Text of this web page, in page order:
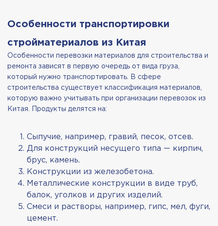
Особенности транспортировки
стройматериалов из Китая
Особенности перевозки материалов для строительства и
ремонта зависят в первую очередь от вида груза,
который нужно транспортировать. В сфере
строительства существует классификация материалов,
которую важно учитывать при организации перевозок из
Китая. Продукты делятся на:
Сыпучие, например, гравий, песок, отсев.
Для конструкций несущего типа — кирпич,
брус, камень.
Конструкции из железобетона.
Металлические конструкции в виде труб,
балок, уголков и других изделий.
Смеси и растворы, например, гипс, мел, фуги,
цемент.